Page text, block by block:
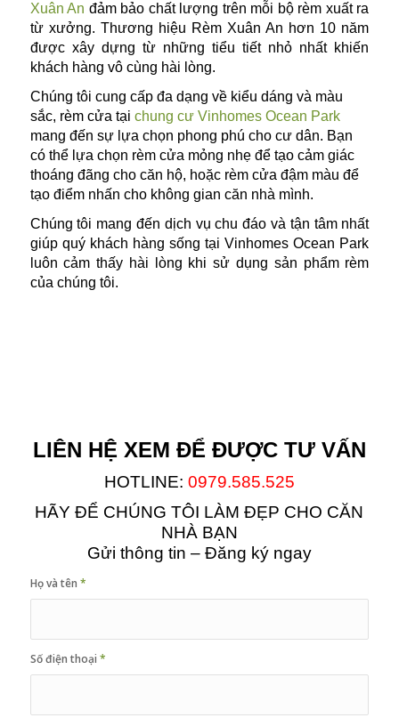
Xuân An đảm bảo chất lượng trên mỗi bộ rèm xuất ra
từ xưởng. Thương hiệu Rèm Xuân An hơn 10 năm
được xây dựng từ những tiểu tiết nhỏ nhất khiến
khách hàng vô cùng hài lòng.
Chúng tôi cung cấp đa dạng về kiểu dáng và màu
sắc, rèm cửa tại chung cư Vinhomes Ocean Park
mang đến sự lựa chọn phong phú cho cư dân. Bạn
có thể lựa chọn rèm cửa mỏng nhẹ để tạo cảm giác
thoáng đãng cho căn hộ, hoặc rèm cửa đậm màu để
tạo điểm nhấn cho không gian căn nhà mình.
Chúng tôi mang đến dịch vụ chu đáo và tận tâm nhất
giúp quý khách hàng sống tại Vinhomes Ocean Park
luôn cảm thấy hài lòng khi sử dụng sản phẩm rèm
của chúng tôi.
LIÊN HỆ XEM ĐỂ ĐƯỢC TƯ VẤN
HOTLINE: 0979.585.525
HÃY ĐỂ CHÚNG TÔI LÀM ĐẸP CHO CĂN
NHÀ BẠN
Gửi thông tin – Đăng ký ngay
Họ và tên *
Số điện thoại *